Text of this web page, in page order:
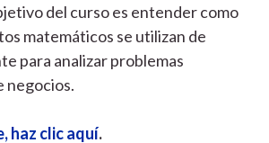
del curso es entender como
matemáticos se utilizan de
para analizar problemas
negocios.
haz clic aquí.